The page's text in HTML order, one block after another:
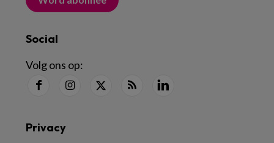
Social
Volg ons op:
Privacy